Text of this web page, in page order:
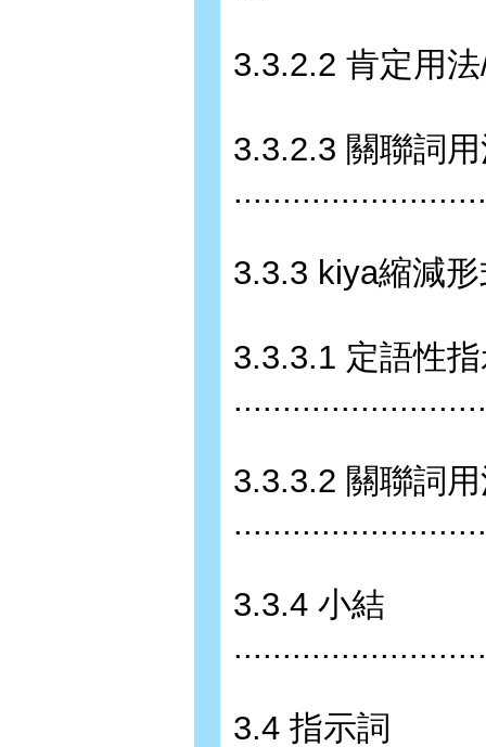
3.3.2.2 肯定用
3.3.2.3 關聯詞
3.3.3 kiya縮減
3.3.3.1 定語性
3.3.3.2 關聯詞
3.3.4 小結
3.4 指示詞